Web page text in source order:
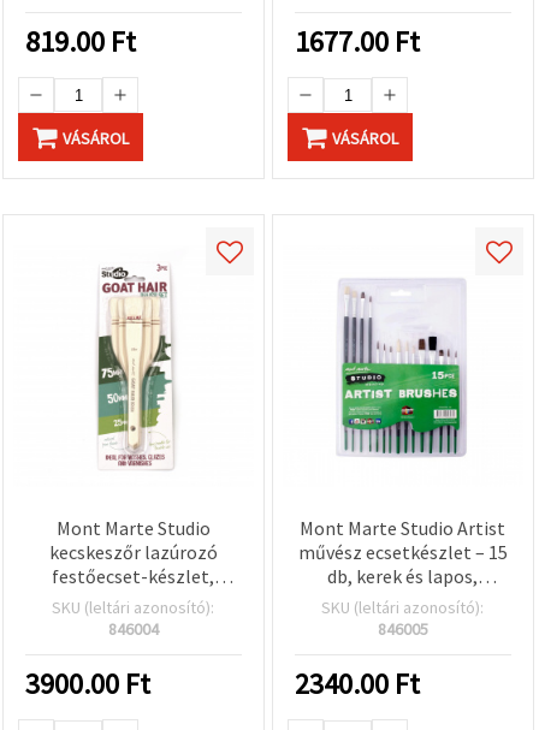
819.00 Ft
VÁSÁROL
1677.00 Ft
VÁSÁROL
Mont Marte Studio
kecskeszőr lazúrozó
festőecset-készlet,
természetes szőrű – 3 db
SKU (leltári azonosító):
846004
3900.00 Ft
Mont Marte Studio Artist
művész ecsetkészlet – 15
db, kerek és lapos,
természetes szőr
SKU (leltári azonosító):
846005
2340.00 Ft